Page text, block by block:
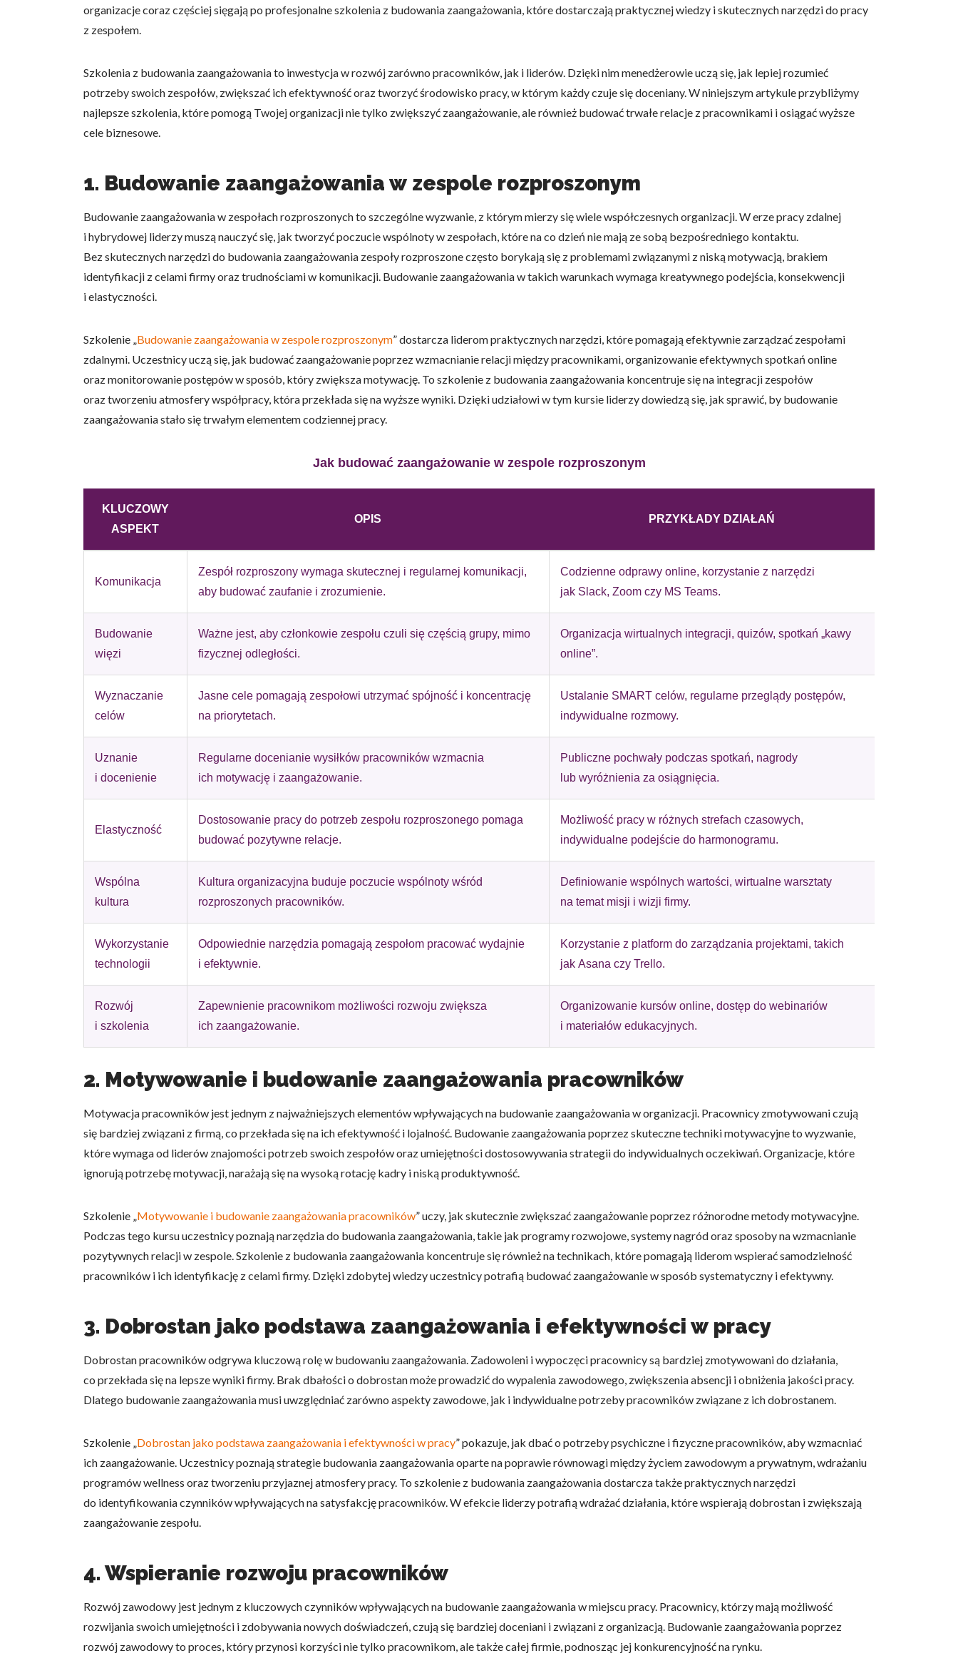
organizacje coraz częściej sięgają po profesjonalne szkolenia z budowania zaangażowania, które dostarczają praktycznej wiedzy i skutecznych narzędzi do pracy
z zespołem.
Szkolenia z budowania zaangażowania to inwestycja w rozwój zarówno pracowników, jak i liderów. Dzięki nim menedżerowie uczą się, jak lepiej rozumieć
potrzeby swoich zespołów, zwiększać ich efektywność oraz tworzyć środowisko pracy, w którym każdy czuje się doceniany. W niniejszym artykule przybliżymy
najlepsze szkolenia, które pomogą Twojej organizacji nie tylko zwiększyć zaangażowanie, ale również budować trwałe relacje z pracownikami i osiągać wyższe
cele biznesowe.
1. Budowanie zaangażowania w zespole rozproszonym
Budowanie zaangażowania w zespołach rozproszonych to szczególne wyzwanie, z którym mierzy się wiele współczesnych organizacji. W erze pracy zdalnej
i hybrydowej liderzy muszą nauczyć się, jak tworzyć poczucie wspólnoty w zespołach, które na co dzień nie mają ze sobą bezpośredniego kontaktu.
Bez skutecznych narzędzi do budowania zaangażowania zespoły rozproszone często borykają się z problemami związanymi z niską motywacją, brakiem
identyfikacji z celami firmy oraz trudnościami w komunikacji. Budowanie zaangażowania w takich warunkach wymaga kreatywnego podejścia, konsekwencji
i elastyczności.
Szkolenie „Budowanie zaangażowania w zespole rozproszonym” dostarcza liderom praktycznych narzędzi, które pomagają efektywnie zarządzać zespołami
zdalnymi. Uczestnicy uczą się, jak budować zaangażowanie poprzez wzmacnianie relacji między pracownikami, organizowanie efektywnych spotkań online
oraz monitorowanie postępów w sposób, który zwiększa motywację. To szkolenie z budowania zaangażowania koncentruje się na integracji zespołów
oraz tworzeniu atmosfery współpracy, która przekłada się na wyższe wyniki. Dzięki udziałowi w tym kursie liderzy dowiedzą się, jak sprawić, by budowanie
zaangażowania stało się trwałym elementem codziennej pracy.
Jak budować zaangażowanie w zespole rozproszonym
KLUCZOWY
ASPEKT
OPIS PRZYKŁADY DZIAŁAŃ
Komunikacja
Zespół rozproszony wymaga skutecznej i regularnej komunikacji,
aby budować zaufanie i zrozumienie.
Codzienne odprawy online, korzystanie z narzędzi
jak Slack, Zoom czy MS Teams.
Budowanie
więzi
Ważne jest, aby członkowie zespołu czuli się częścią grupy, mimo
fizycznej odległości.
Organizacja wirtualnych integracji, quizów, spotkań „kawy
online”.
Wyznaczanie
celów
Jasne cele pomagają zespołowi utrzymać spójność i koncentrację
na priorytetach.
Ustalanie SMART celów, regularne przeglądy postępów,
indywidualne rozmowy.
Uznanie
i docenienie
Regularne docenianie wysiłków pracowników wzmacnia
ich motywację i zaangażowanie.
Publiczne pochwały podczas spotkań, nagrody
lub wyróżnienia za osiągnięcia.
Elastyczność
Dostosowanie pracy do potrzeb zespołu rozproszonego pomaga
budować pozytywne relacje.
Możliwość pracy w różnych strefach czasowych,
indywidualne podejście do harmonogramu.
Wspólna
kultura
Kultura organizacyjna buduje poczucie wspólnoty wśród
rozproszonych pracowników.
Definiowanie wspólnych wartości, wirtualne warsztaty
na temat misji i wizji firmy.
Wykorzystanie
technologii
Odpowiednie narzędzia pomagają zespołom pracować wydajnie
i efektywnie.
Korzystanie z platform do zarządzania projektami, takich
jak Asana czy Trello.
Rozwój
i szkolenia
Zapewnienie pracownikom możliwości rozwoju zwiększa
ich zaangażowanie.
Organizowanie kursów online, dostęp do webinariów
i materiałów edukacyjnych.
2. Motywowanie i budowanie zaangażowania pracowników
Motywacja pracowników jest jednym z najważniejszych elementów wpływających na budowanie zaangażowania w organizacji. Pracownicy zmotywowani czują
się bardziej związani z firmą, co przekłada się na ich efektywność i lojalność. Budowanie zaangażowania poprzez skuteczne techniki motywacyjne to wyzwanie,
które wymaga od liderów znajomości potrzeb swoich zespołów oraz umiejętności dostosowywania strategii do indywidualnych oczekiwań. Organizacje, które
ignorują potrzebę motywacji, narażają się na wysoką rotację kadry i niską produktywność.
Szkolenie „Motywowanie i budowanie zaangażowania pracowników” uczy, jak skutecznie zwiększać zaangażowanie poprzez różnorodne metody motywacyjne.
Podczas tego kursu uczestnicy poznają narzędzia do budowania zaangażowania, takie jak programy rozwojowe, systemy nagród oraz sposoby na wzmacnianie
pozytywnych relacji w zespole. Szkolenie z budowania zaangażowania koncentruje się również na technikach, które pomagają liderom wspierać samodzielność
pracowników i ich identyfikację z celami firmy. Dzięki zdobytej wiedzy uczestnicy potrafią budować zaangażowanie w sposób systematyczny i efektywny.
3. Dobrostan jako podstawa zaangażowania i efektywności w pracy
Dobrostan pracowników odgrywa kluczową rolę w budowaniu zaangażowania. Zadowoleni i wypoczęci pracownicy są bardziej zmotywowani do działania,
co przekłada się na lepsze wyniki firmy. Brak dbałości o dobrostan może prowadzić do wypalenia zawodowego, zwiększenia absencji i obniżenia jakości pracy.
Dlatego budowanie zaangażowania musi uwzględniać zarówno aspekty zawodowe, jak i indywidualne potrzeby pracowników związane z ich dobrostanem.
Szkolenie „Dobrostan jako podstawa zaangażowania i efektywności w pracy” pokazuje, jak dbać o potrzeby psychiczne i fizyczne pracowników, aby wzmacniać
ich zaangażowanie. Uczestnicy poznają strategie budowania zaangażowania oparte na poprawie równowagi między życiem zawodowym a prywatnym, wdrażaniu
programów wellness oraz tworzeniu przyjaznej atmosfery pracy. To szkolenie z budowania zaangażowania dostarcza także praktycznych narzędzi
do identyfikowania czynników wpływających na satysfakcję pracowników. W efekcie liderzy potrafią wdrażać działania, które wspierają dobrostan i zwiększają
zaangażowanie zespołu.
4. Wspieranie rozwoju pracowników
Rozwój zawodowy jest jednym z kluczowych czynników wpływających na budowanie zaangażowania w miejscu pracy. Pracownicy, którzy mają możliwość
rozwijania swoich umiejętności i zdobywania nowych doświadczeń, czują się bardziej doceniani i związani z organizacją. Budowanie zaangażowania poprzez
rozwój zawodowy to proces, który przynosi korzyści nie tylko pracownikom, ale także całej firmie, podnosząc jej konkurencyjność na rynku.
Wykorzystujemy pliki cookie do spersonalizowania treści i reklam, aby oferować funkcje społecznościowe i analizować ruch w
analitycznym. Partnerzy mogą połączyć te informacje z innymi danymi otrzymanymi od Ciebie lub uzyskanymi podczas korzystania
Niezbędne
Niezbędne pliki cookie mają kluczowe znaczenie dla podstawowych funkcji witryny i witryna nie będzie działać w zamierzony
sposób bez nich. Te pliki cookie nie przechowują żadnych danych umożliwiających identyfikację osoby.
Preferencje
np. preferowany język lub region, w którym znajduje się użytkownik.
Statystyka
Statystyczne pliki cookie pomagają właścicielem stron internetowych zrozumieć, w jaki sposób różni użytkownicy zachowują się
na stronie, gromadząc i zgłaszając anonimowe informacje.
Marketing
Marketingowe pliki cookie stosowane są w celu śledzenia użytkowników na stronach internetowych. Celem jest wyświetlanie
Nieklasyfikowane
Nieklasyfikowane pliki cookie, to pliki, które są w procesie klasyfikowania, wraz z dostawcami poszczególnych ciasteczek.
Odrzuć Zapisz moje preferencje Akceptuj wszystko